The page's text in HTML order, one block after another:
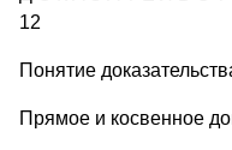
12
Понятие
Прямое и косвенное